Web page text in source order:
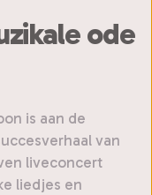
ode
is aan de
van
liveconcert
liedjes en